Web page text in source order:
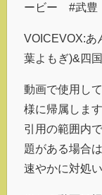
ービー #武豊
VOICEVOX:あ
葉よもぎ)&四
動画で使用し
様に帰属します
引用の範囲内
題がある場合
速やかに対処